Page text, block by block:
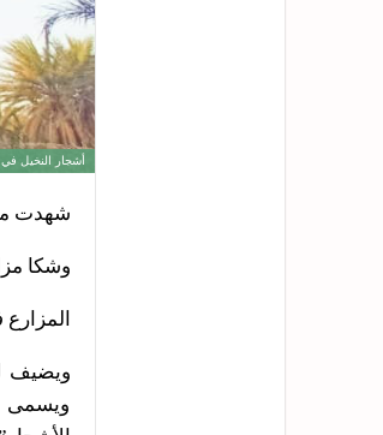
أشجار النخيل
شهدت
وشكا
ويضيف
ويسمى